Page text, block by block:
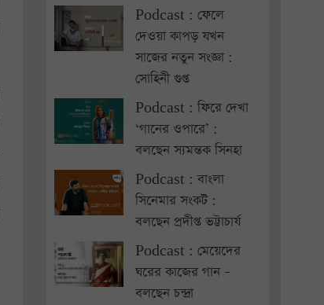
Podcast : ফেলে
দেওয়া কাপড় যখন
সাজের নতুন সংজ্ঞা :
সোহিনী গুপ্ত
Podcast : ফিরে দেখা
‘গানের ওপারে’ :
বলছেন স্যমন্তক সিনহা
Podcast : বাংলা
সিনেমার সংকট :
বলছেন প্রদীপ্ত ভট্টাচার্য
Podcast : মেয়েদের
ঘরের কাজের গান –
বলছেন চন্দ্রা